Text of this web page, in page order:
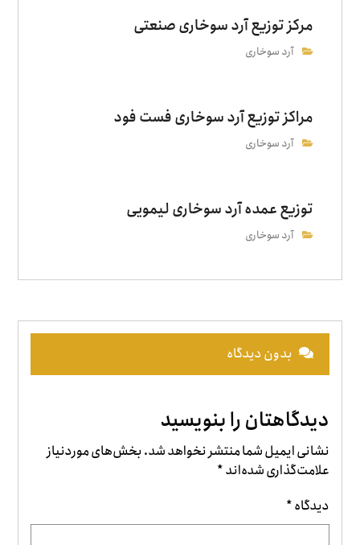
مرکز توزیع آرد سوخاری صنعتی
آرد سوخاری
مراکز توزیع آرد سوخاری فست فود
آرد سوخاری
توزیع عمده آرد سوخاری لیمویی
آرد سوخاری
بدون دیدگاه
دیدگاهتان را بنویسید
نشانی ایمیل شما منتشر نخواهد شد.بخش‌های موردنیاز
علامت‌گذاری شده‌اند*
دیدگاه*